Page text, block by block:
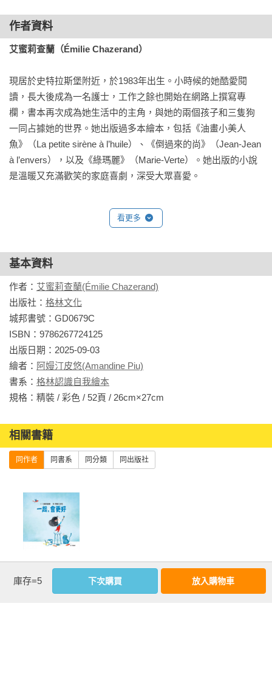
透過簡單的語句與細緻的畫面，《第一次，真特別！》讓孩子
在閱讀中看見各種特別的第一次，學會認識每一種情緒。這不
只是一本讓孩子鼓起勇氣、探索世界的書，也溫柔的提醒、告
作者資料
艾蜜莉查蘭（Émilie Chazerand）
現居於史特拉斯堡附近，於1983年出生。小時候的她酷愛閱
讀，長大後成為一名護士，工作之餘也開始在網路上撰寫專
欄，書本再次成為她生活中的主角，與她的兩個孩子和三隻狗
一同占據她的世界。她出版過多本繪本，包括《油畫小美人
魚》（La petite sirène à l’huile）、《倒過來的尚》（Jean-Jean
à l’envers），以及《綠瑪麗》（Marie-Verte）。她出版的小說
是溫暖又充滿歡笑的家庭喜劇，深受大眾喜愛。
看更多
基本資料
作者： 艾蜜莉查蘭(Émilie Chazerand)
出版社： 格林文化
城邦書號：GD0679C
ISBN：9786267724125
出版日期：2025-09-03
繪者： 阿嫚汀皮悠(Amandine Piu)
書系： 格林認識自我繪本
規格：精裝 / 彩色 / 52頁 / 26cm×27cm
相關書籍
同作者 同書系 同分類 同出版社
一起，會更好
庫存=5 下次購買 放入購物車